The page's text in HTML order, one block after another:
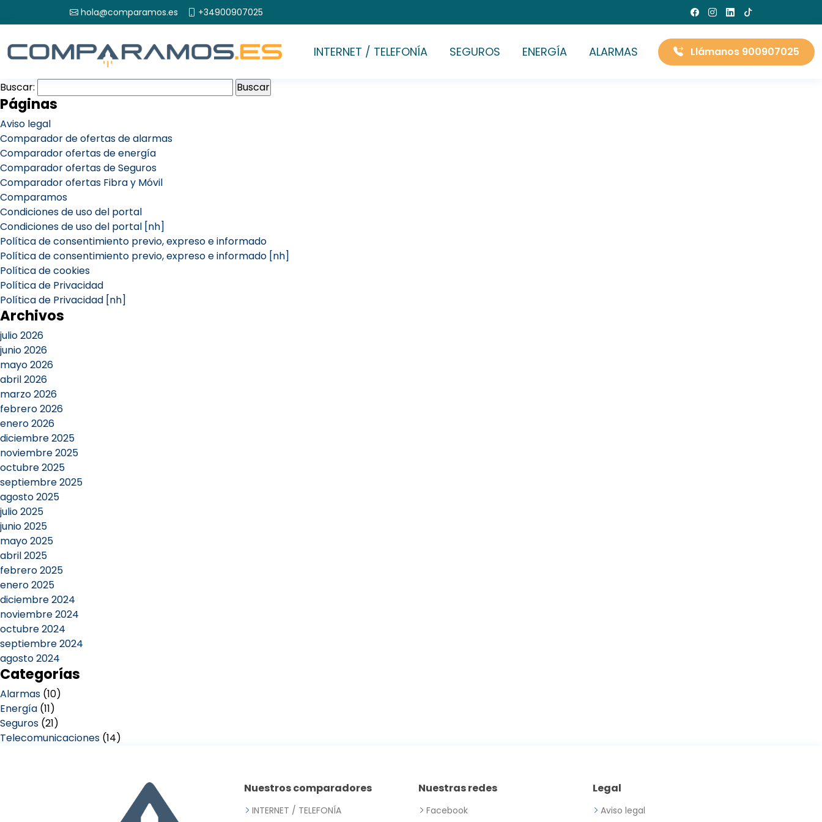
hola@comparamos.es +34900907025
INTERNET / TELEFONÍA SEGUROS ENERGÍA ALARMAS Llámanos 900907025
Buscar:
Páginas
Aviso legal
Comparador de ofertas de alarmas
Comparador ofertas de energía
Comparador ofertas de Seguros
Comparador ofertas Fibra y Móvil
Comparamos
Condiciones de uso del portal
Condiciones de uso del portal [nh]
Política de consentimiento previo, expreso e informado
Política de consentimiento previo, expreso e informado [nh]
Política de cookies
Política de Privacidad
Política de Privacidad [nh]
Archivos
julio 2026
junio 2026
mayo 2026
abril 2026
marzo 2026
febrero 2026
enero 2026
diciembre 2025
noviembre 2025
octubre 2025
septiembre 2025
agosto 2025
julio 2025
junio 2025
mayo 2025
abril 2025
febrero 2025
enero 2025
diciembre 2024
noviembre 2024
octubre 2024
septiembre 2024
agosto 2024
Categorías
Alarmas (10)
Energía (11)
Seguros (21)
Telecomunicaciones (14)
Nuestros comparadores
INTERNET / TELEFONÍA
Nuestras redes
Facebook
Legal
Aviso legal